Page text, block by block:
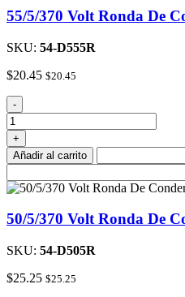
55/5/370 Volt Ronda De
SKU: 54-D555R
$20.45 $20.45
55/5/370
Volt
Ronda
De
Condensadores
-
+
Añadir al carrito
50/5/370 Volt Ronda De
SKU: 54-D505R
$25.25 $25.25